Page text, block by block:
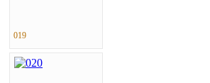
019